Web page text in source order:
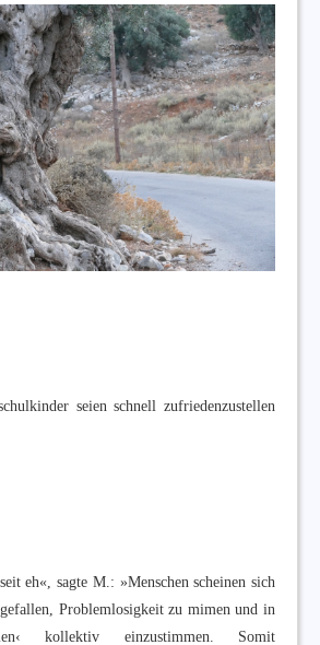
seien schnell zufriedenzustellen
eh«, sagte M.: »Menschen scheinen sich
Problemlosigkeit zu mimen und in
kollektiv einzustimmen. Somit